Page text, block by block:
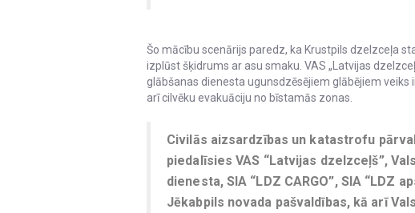
Šo mācību scenārijs paredz, ka Krustpils dzelzceļa
izplūst šķidrums ar asu smaku. VAS „Latvijas
glābšanas dienesta ugunsdzēsējiem glābējiem
arī cilvēku evakuāciju no bīstamās zonas.
Civilās aizsardzības un katastrofu
piedalīsies VAS “Latvijas dzelzceļš”,
dienesta, SIA “LDZ CARGO”, SIA “LDZ
Jēkabpils novada pašvaldības, kā arī